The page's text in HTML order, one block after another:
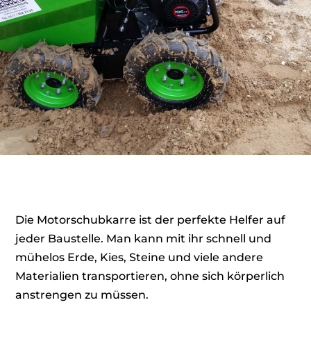
Die Motorschubkarre ist der perfekte Helfer auf
jeder Baustelle. Man kann mit ihr schnell und
mühelos Erde, Kies, Steine und viele andere
Materialien transportieren, ohne sich körperlich
anstrengen zu müssen.